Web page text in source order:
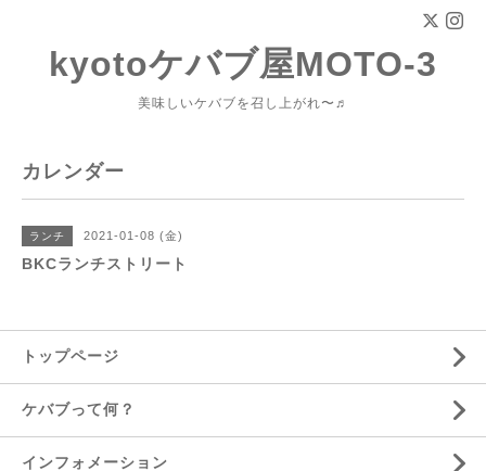
kyotoケバブ屋MOTO-3
美味しいケバブを召し上がれ〜♬
カレンダー
ランチ 2021-01-08 (金)
BKCランチストリート
トップページ
ケバブって何？
インフォメーション